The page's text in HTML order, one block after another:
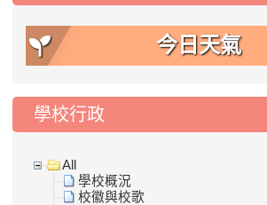
今日天氣
學校行政
All
學校概況
校徽與校歌